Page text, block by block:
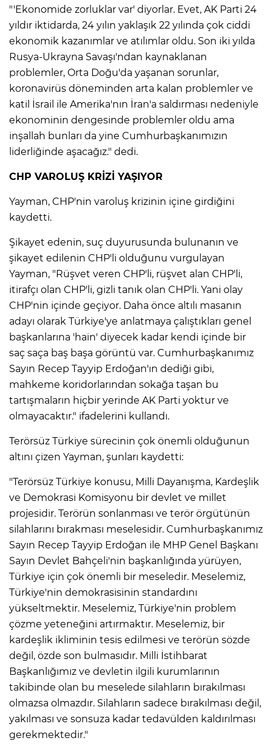
"'Ekonomide zorluklar var' diyorlar. Evet, AK Parti 24
yıldır iktidarda, 24 yılın yaklaşık 22 yılında çok ciddi
ekonomik kazanımlar ve atılımlar oldu. Son iki yılda
Rusya-Ukrayna Savaşı'ndan kaynaklanan
problemler, Orta Doğu'da yaşanan sorunlar,
koronavirüs döneminden arta kalan problemler ve
katil İsrail ile Amerika'nın İran'a saldırması nedeniyle
ekonominin dengesinde problemler oldu ama
inşallah bunları da yine Cumhurbaşkanımızın
liderliğinde aşacağız." dedi.
CHP VAROLUŞ KRİZİ YAŞIYOR
Yayman, CHP'nin varoluş krizinin içine girdiğini
kaydetti.
Şikayet edenin, suç duyurusunda bulunanın ve
şikayet edilenin CHP'li olduğunu vurgulayan
Yayman, "Rüşvet veren CHP'li, rüşvet alan CHP'li,
itirafçı olan CHP'li, gizli tanık olan CHP'li. Yani olay
CHP'nin içinde geçiyor. Daha önce altılı masanın
adayı olarak Türkiye'ye anlatmaya çalıştıkları genel
başkanlarına 'hain' diyecek kadar kendi içinde bir
saç saça baş başa görüntü var. Cumhurbaşkanımız
Sayın Recep Tayyip Erdoğan'ın dediği gibi,
mahkeme koridorlarından sokağa taşan bu
tartışmaların hiçbir yerinde AK Parti yoktur ve
olmayacaktır." ifadelerini kullandı.
Terörsüz Türkiye sürecinin çok önemli olduğunun
altını çizen Yayman, şunları kaydetti:
"Terörsüz Türkiye konusu, Milli Dayanışma, Kardeşlik
ve Demokrasi Komisyonu bir devlet ve millet
projesidir. Terörün sonlanması ve terör örgütünün
silahlarını bırakması meselesidir. Cumhurbaşkanımız
Sayın Recep Tayyip Erdoğan ile MHP Genel Başkanı
Sayın Devlet Bahçeli'nin başkanlığında yürüyen,
Türkiye için çok önemli bir meseledir. Meselemiz,
Türkiye'nin demokrasisinin standardını
yükseltmektir. Meselemiz, Türkiye'nin problem
çözme yeteneğini artırmaktır. Meselemiz, bir
kardeşlik ikliminin tesis edilmesi ve terörün sözde
değil, özde son bulmasıdır. Milli İstihbarat
Başkanlığımız ve devletin ilgili kurumlarının
takibinde olan bu meselede silahların bırakılması
olmazsa olmazdır. Silahların sadece bırakılması değil,
yakılması ve sonsuza kadar tedavülden kaldırılması
gerekmektedir."